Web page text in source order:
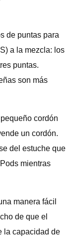
de puntas para
a la mezcla: los
puntas.
son más
cordón
un cordón.
del estuche que
mientras
manera fácil
de que el
la capacidad de